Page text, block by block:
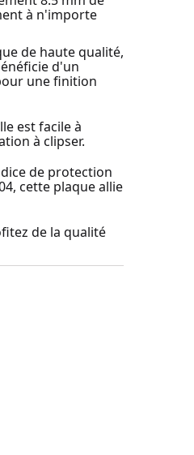
à n'importe
de haute qualité,
d'un
une finition
est facile à
à clipser.
de protection
cette plaque allie
de la qualité